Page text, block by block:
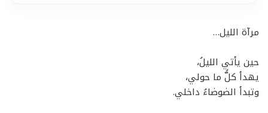
مرآة الليل…
حين يأتي الليلُ،
يهدأ كلُّ ما حولي،
وتبدأ الضوضاءُ داخلي.